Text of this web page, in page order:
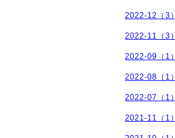
2022-12（3）
2022-11（3）
2022-09（1）
2022-08（1）
2022-07（1）
2021-11（1）